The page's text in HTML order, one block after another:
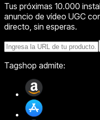
Tus próximas 10.000
anuncio de vídeo UGC
directo, sin esperas.
Tagshop admite: